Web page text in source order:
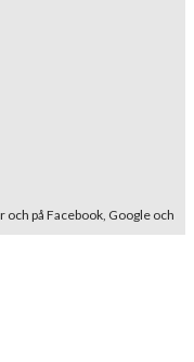
på Facebook, Google och